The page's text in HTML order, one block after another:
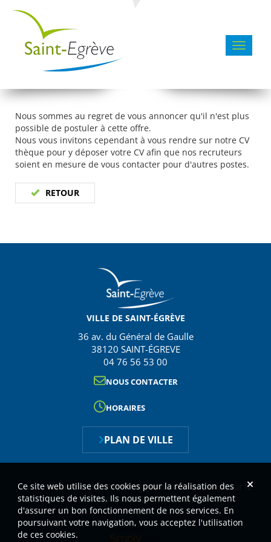
Ce site web utilise des cookies pour la réalisation des
statistiques de visites. Ils nous permettent également
d'assurer un bon fonctionnement de nos services. En
poursuivant votre navigation, vous acceptez l'utilisation
de ces cookies.
Toggle
Nous sommes au regret de vous annoncer qu'il n'est plus
possible de postuler à cette offre.
Nous vous invitons cependant à vous rendre sur notre CV
thèque pour y déposer votre CV afin que nos recruteurs
soient en mesure de vous contacter pour d'autres postes.
RETOUR
VILLE DE SAINT-ÉGRÈVE
36 av. du Général de Gaulle
38120 SAINT-ÉGREVE
04 76 56 53 00
NOUS CONTACTER
HORAIRES
PLAN DE VILLE
Vous avez un problème technique ou une question sur le
recrutement, cliquez ici(lien).